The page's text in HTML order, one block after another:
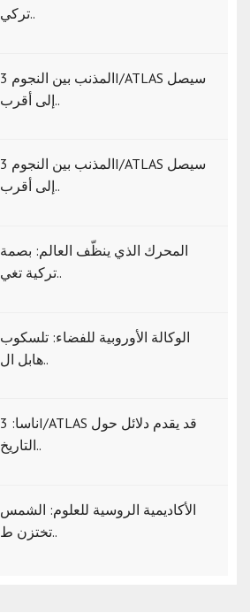
تركي..
المذنب بين النجوم 3I/ATLAS سيصل
إلى أقرب..
المذنب بين النجوم 3I/ATLAS سيصل
إلى أقرب..
المحرك الذي ينظّف العالم: بصمة
تركية تغي..
الوكالة الأوروبية للفضاء: تلسكوب
هابل ال..
ناسا: 3I/ATLAS قد يقدم دلائل حول
التاريخ..
الأكاديمية الروسية للعلوم: الشمس
تختزن ط..